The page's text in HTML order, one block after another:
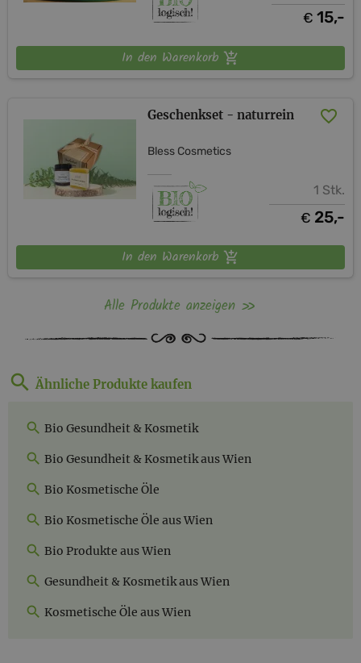
€ 15,-
In den Warenkorb
Geschenkset - naturrein
Bless Cosmetics
1 Stk.
€ 25,-
In den Warenkorb
Alle Produkte anzeigen
Ähnliche Produkte kaufen
Bio Gesundheit & Kosmetik
Bio Gesundheit & Kosmetik aus Wien
Bio Kosmetische Öle
Bio Kosmetische Öle aus Wien
Bio Produkte aus Wien
Gesundheit & Kosmetik aus Wien
Kosmetische Öle aus Wien